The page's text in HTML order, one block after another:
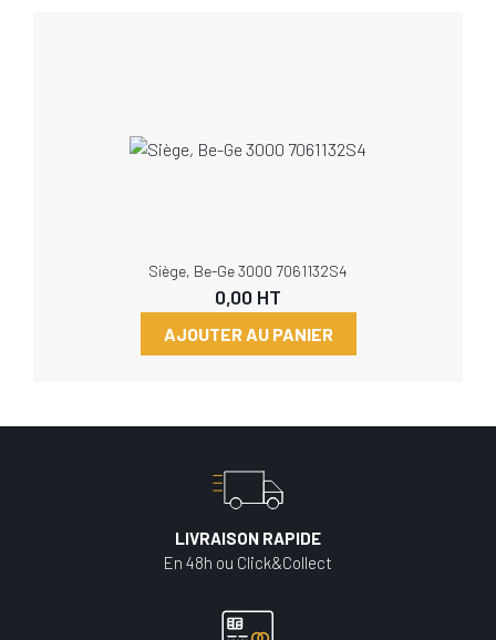
Siège, Be-Ge 3000 7061132S4
0,00 HT
AJOUTER AU PANIER
LIVRAISON RAPIDE
En 48h ou Click&Collect